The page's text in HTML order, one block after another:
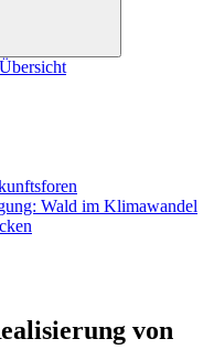
Wald im Klimawandel
von